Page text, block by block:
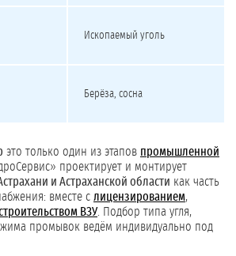
Ископаемый уголь
Берёза, сосна
это только один из этапов промышленной
проектирует и монтирует
и Астраханской области как часть
вместе с лицензированием,
ВЗУ. Подбор типа угля,
промывок ведём индивидуально под